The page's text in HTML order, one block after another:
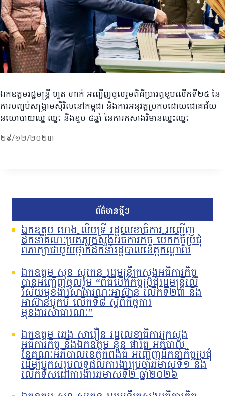
ឯកឧត្តមរដ្ឋមន្ត្រី ហួត ហាក់ អញ្ជើញចូលរួមពិធីប្រារព្ធខួបលើកទី២៥ នៃ
ការបញ្ចប់សង្គ្រាមស៊ីវិលនៅកម្ពុជា និងការអនុវត្តប្រកបដោយជោគជ័យ
នយោបាយឈ្ន ឈ្នះ និងខួប ៥ឆ្នាំ នៃការកសាងវិមានឈ្នះឈ្នះ
២៩/១២/២០២៣
ព័ត៌មានថ្មីៗ
ឯកឧត្តម ហេង លឹមទ្រី រដ្ឋលេខាធិការ អញ្ជើញ
ដឹកនាំគណៈប្រតិភូក្រសួងអធិការកិច្ច បើកកិច្ចប្រជុំ
ពិភាក្សាជាមួយថ្នាក់ដឹកនាំរដ្ឋបាលខេត្តកណ្តាល
ឯកឧត្តម សុខ សូកេន រដ្ឋមន្រ្តីក្រសួងអធិការកិច្ច
បានអញ្ជើញចូលរួម “ពិធីបើកកិច្ចប្រជុំរដ្ឋមន្ត្រីលើ
វិស័យមុខងារសាធារណៈអាស៊ាន លើកទី២៣ និង
អាស៊ានបូកបី លើកទី៨ ស្តីពីកិច្ចការ
មុខងារសាធារណៈ”
ឯកឧត្តម ឆេង សារឿន រដ្ឋលេខាធិការក្រសួង
អធិការកិច្ច និងឯកឧត្តម នួន ផារ័ត្ន អភិបាល
នៃគណៈអភិបាលខេត្តកំពង់ធំ អញ្ជើញដឹកនាំកិច្ចប្រជុំ
ដើម្បីបូកសរុបលទ្ធផលការងារប្រចាំឆមាសទី១ និង
លើកទិសដៅការងារឆមាសទី២ ឆ្នាំ២០២៦